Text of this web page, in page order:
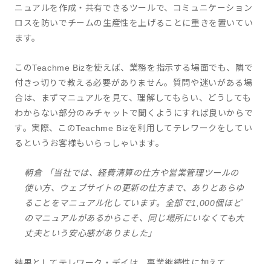
ニュアルを作成・共有できるツールで、コミュニケーション
ロスを防いでチームの生産性を上げることに重きを置いてい
ます。
このTeachme Bizを使えば、業務を指示する場面でも、隣で
付きっ切りで教える必要がありません。質問や迷いがある場
合は、まずマニュアルを見て、理解してもらい、どうしても
わからない部分のみチャットで聞くようにすれば良いからで
す。実際、このTeachme Bizを利用してテレワークをしてい
るというお客様もいらっしゃいます。
朝倉 「当社では、経費清算の仕方や営業管理ツールの
使い方、ウェブサイトの更新の仕方まで、ありとあらゆ
ることをマニュアル化しています。全部で1,000個ほど
のマニュアルがあるからこそ、同じ場所にいなくても大
丈夫という安心感がありました」